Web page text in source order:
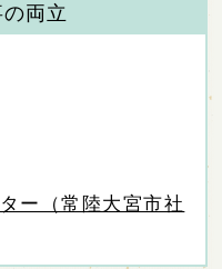
両立
ー（常陸大宮市社